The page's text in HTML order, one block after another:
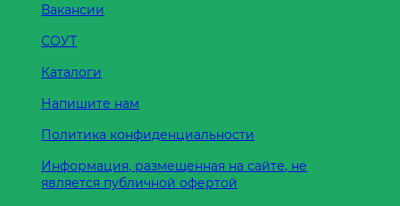
Вакансии
СОУТ
Каталоги
Напишите нам
Политика конфиденциальности
Информация, размещенная на сайте, не
является публичной офертой